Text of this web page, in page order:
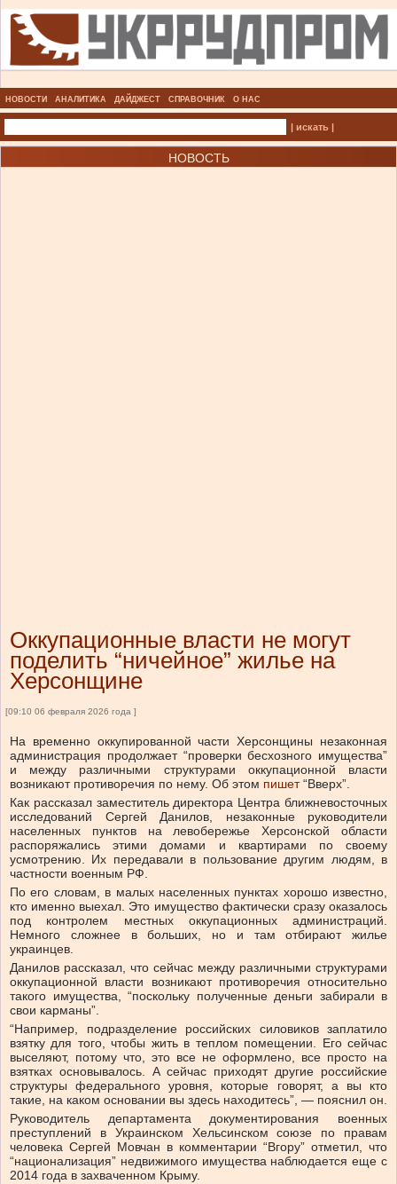
НОВОСТИ АНАЛИТИКА ДАЙДЖЕСТ СПРАВОЧНИК О НАС
| искать |
НОВОСТЬ
Оккупационные власти не могут
поделить “ничейное” жилье на
Херсонщине
[09:10 06 февраля 2026 года ]
На временно оккупированной части Херсонщины незаконная
администрация продолжает “проверки бесхозного имущества”
и между различными структурами оккупационной власти
возникают противоречия по нему. Об этом пишет “Вверх”.
Как рассказал заместитель директора Центра ближневосточных
исследований Сергей Данилов, незаконные руководители
населенных пунктов на левобережье Херсонской области
распоряжались этими домами и квартирами по своему
усмотрению. Их передавали в пользование другим людям, в
частности военным РФ.
По его словам, в малых населенных пунктах хорошо известно,
кто именно выехал. Это имущество фактически сразу оказалось
под контролем местных оккупационных администраций.
Немного сложнее в больших, но и там отбирают жилье
украинцев.
Данилов рассказал, что сейчас между различными структурами
оккупационной власти возникают противоречия относительно
такого имущества, “поскольку полученные деньги забирали в
свои карманы”.
“Например, подразделение российских силовиков заплатило
взятку для того, чтобы жить в теплом помещении. Его сейчас
выселяют, потому что, это все не оформлено, все просто на
взятках основывалось. А сейчас приходят другие российские
структуры федерального уровня, которые говорят, а вы кто
такие, на каком основании вы здесь находитесь”, — пояснил он.
Руководитель департамента документирования военных
преступлений в Украинском Хельсинском союзе по правам
человека Сергей Мовчан в комментарии “Вгору” отметил, что
“национализация” недвижимого имущества наблюдается еще с
2014 года в захваченном Крыму.